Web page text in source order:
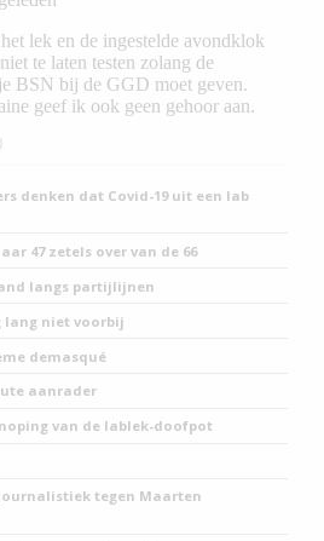
denken dat Covid-19 uit een lab
47 zetels over van de 66
langs partijlijnen
lang niet voorbij
demasqué
aanrader
van de lablek-doofpot
tegen Maarten